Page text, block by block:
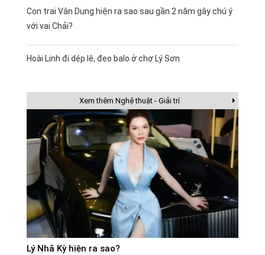
Con trai Vân Dung hiện ra sao sau gần 2 năm gây chú ý
với vai Chải?
Hoài Linh đi dép lê, đeo balo ở chợ Lý Sơn
Xem thêm Nghệ thuật - Giải trí
Lý Nhã Kỳ hiện ra sao?